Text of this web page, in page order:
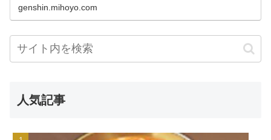
genshin.mihoyo.com
人気記事